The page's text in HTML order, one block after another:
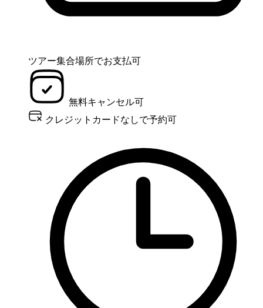
ツアー集合場所でお支払可
無料キャンセル可
クレジットカードなしで予約可